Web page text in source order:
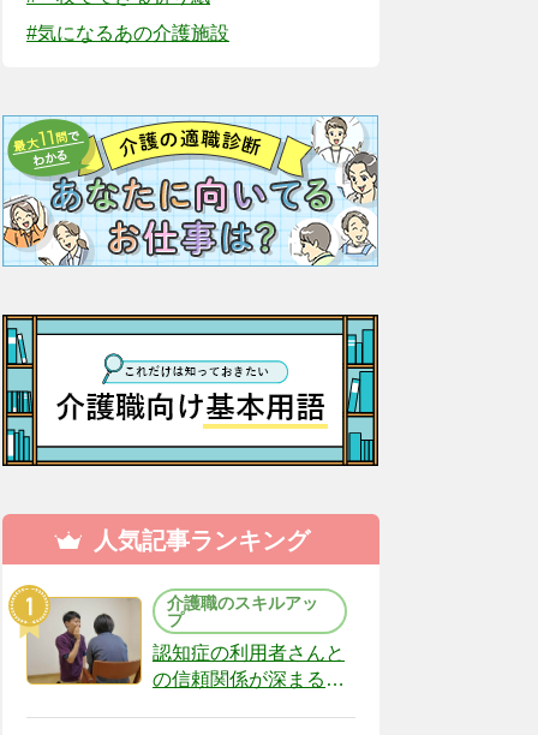
#気になるあの介護施設
人気記事ランキング
介護職のスキルアッ
プ
認知症の利用者さんと
の信頼関係が深まる声